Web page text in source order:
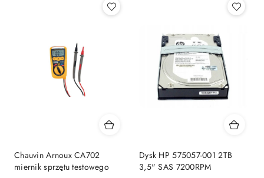
Chauvin Arnoux CA702
miernik sprzętu testowego
Dysk HP 575057-001 2TB
3,5" SAS 7200RPM